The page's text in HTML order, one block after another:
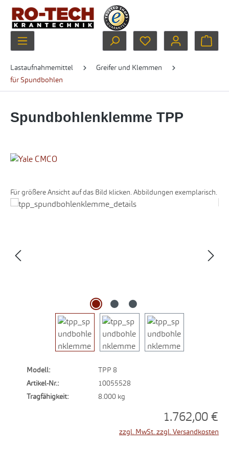
Zum Hauptinhalt springen
Du hast 0 Produkte
Lastaufnahmemittel
Greifer und Klemmen
für Spundbohlen
Spundbohlenklemme TPP
Für größere Ansicht auf das Bild klicken. Abbildungen exemplarisch.
Bildergalerie überspringen
Modell:
TPP 8
Artikel-Nr.:
10055528
Tragfähigkeit:
8.000 kg
1.762,00 €
zzgl. MwSt. zzgl. Versandkosten